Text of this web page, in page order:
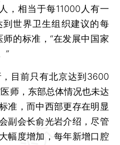
，相当于每11000人有一
世界卫生组织建议的每
的标准，“在发展中国家
”
目前只有北京达到3600
师，东部总体情况也未达
准，而中西部更存在明显
副会长俞光岩介绍，尽管
幅度增加，每年新增口腔